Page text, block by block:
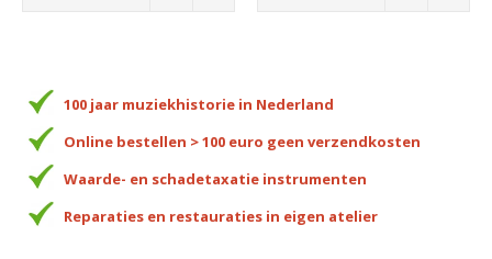
100 jaar muziekhistorie in Nederland
Online bestellen > 100 euro geen verzendkosten
Waarde- en schadetaxatie instrumenten
Reparaties en restauraties in eigen atelier